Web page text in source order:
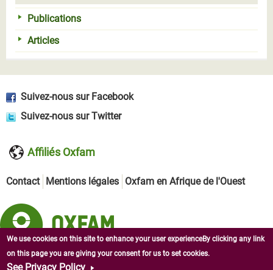
Publications
Articles
Suivez-nous sur Facebook
Suivez-nous sur Twitter
Affiliés Oxfam
Contact Mentions légales Oxfam en Afrique de l'Ouest
Copyright © 2026 Oxfam en République centrafricaine. Tous
We use cookies on this site to enhance your user experienceBy clicking any link
on this page you are giving your consent for us to set cookies.
See Privacy Policy